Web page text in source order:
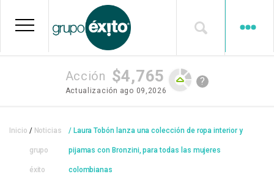
contenido
Acción $4,765
Actualización ago 09,2026
?
Sobrescribir
enlaces
Inicio Noticias
grupo
éxito
Laura Tobón lanza una colección de ropa interior y
pijamas con Bronzini, para todas las mujeres
colombianas